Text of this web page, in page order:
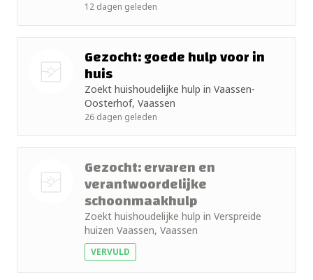
12 dagen geleden
Gezocht: goede hulp voor in
huis
Zoekt huishoudelijke hulp in Vaassen-
Oosterhof, Vaassen
26 dagen geleden
Gezocht: ervaren en
verantwoordelijke
schoonmaakhulp
Zoekt huishoudelijke hulp in Verspreide
huizen Vaassen, Vaassen
VERVULD